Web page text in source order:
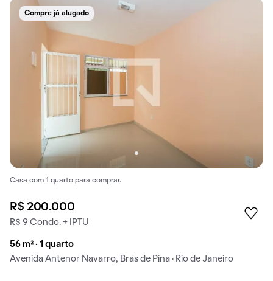
Compre já alugado
Casa com 1 quarto para comprar.
R$ 200.000
R$ 9 Condo. + IPTU
56 m² · 1 quarto
Avenida Antenor Navarro, Brás de Pina · Rio de Janeiro